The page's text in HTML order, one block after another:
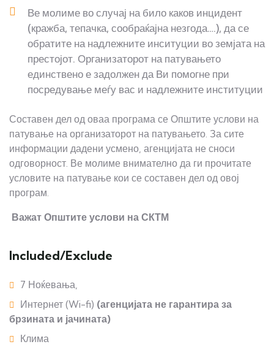
Ве молиме во случај на било каков инцидент
(кражба, тепачка, сообраќајна незгода….), да се
обратите на надлежните инситуции во земјата на
престојот. Организаторот на патувањето
единствено е задолжен да Ви помогне при
посредување меѓу вас и надлежните институции
Составен дел од оваа програма се Општите услови на
патување на организаторот на патувањето. За сите
информации дадени усмено, агенцијата не сноси
одговорност. Ве молиме внимателно да ги прочитате
условите на патување кои се составен дел од овој
програм.
Важат Општите услови на СКТМ
Included/Exclude
7 Ноќевања,
Интернет (Wi-fi) (агенцијата не гарантира за
брзината и јачината)
Клима